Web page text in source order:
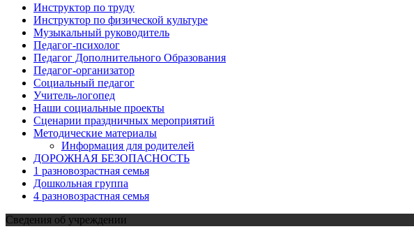
Инструктор по труду
Инструктор по физической культуре
Музыкальный руководитель
Педагог-психолог
Педагог Дополнительного Образования
Педагог-организатор
Социальный педагог
Учитель-логопед
Наши социальные проекты
Сценарии праздничных мероприятий
Методические материалы
Информация для родителей
ДОРОЖНАЯ БЕЗОПАСНОСТЬ
1 разновозрастная семья
Дошкольная группа
4 разновозрастная семья
Сведения об учреждении